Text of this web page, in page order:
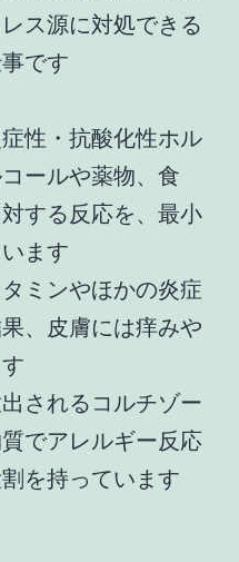
ス源に対処できる
です
性・抗酸化性ホル
ールや薬物、食
する反応を、最小
ます
ミンやほかの炎症
、皮膚には痒みや
されるコルチゾー
でアレルギー反応
を持っています